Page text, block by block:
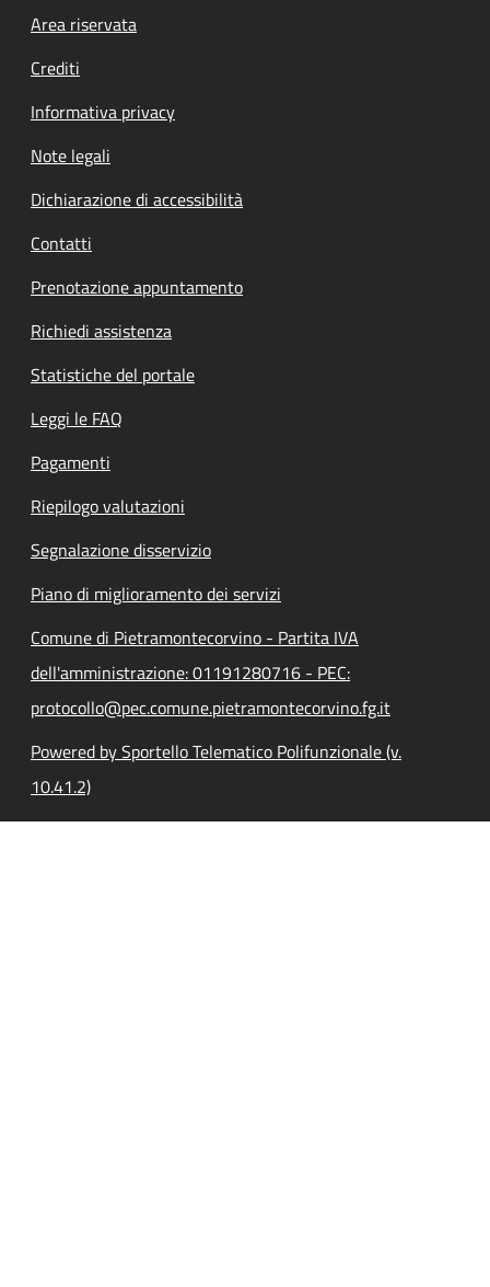
Footer menu
Area riservata
Crediti
Informativa privacy
Note legali
Dichiarazione di accessibilità
Contatti
Prenotazione appuntamento
Richiedi assistenza
Statistiche del portale
Leggi le FAQ
Pagamenti
Riepilogo valutazioni
Segnalazione disservizio
Piano di miglioramento dei servizi
Comune di Pietramontecorvino - Partita IVA
dell'amministrazione: 01191280716 - PEC:
protocollo@pec.comune.pietramontecorvino.fg.it
Powered by Sportello Telematico Polifunzionale (v.
10.41.2)